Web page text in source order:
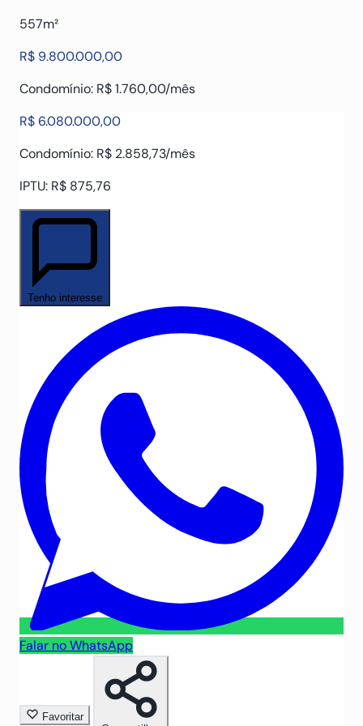
557m²
R$ 9.800.000,00
Condomínio: R$ 1.760,00/mês
R$ 6.080.000,00
Condomínio: R$ 2.858,73/mês
IPTU: R$ 875,76
Tenho interesse
Falar no WhatsApp
Favoritar